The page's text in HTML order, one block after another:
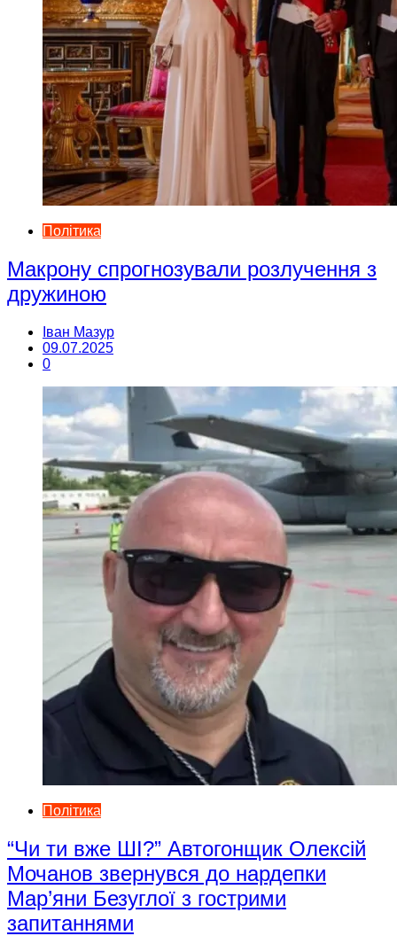
Політика
Макрону спрогнозували розлучення з
дружиною
Іван Мазур
09.07.2025
0
Політика
“Чи ти вже ШІ?” Автогонщик Олексій
Мочанов звернувся до нардепки
Мар’яни Безуглої з гострими
запитаннями